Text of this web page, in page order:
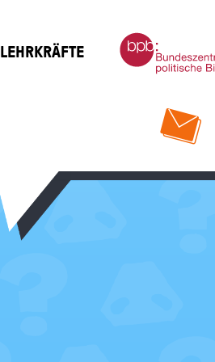
Bundeszentrale
für
politische